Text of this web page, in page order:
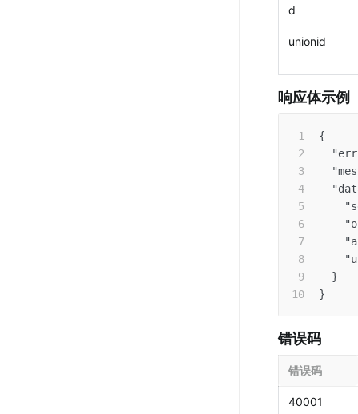
d
unionid
响应体示例
{
}
}
错误码
错误码
40001